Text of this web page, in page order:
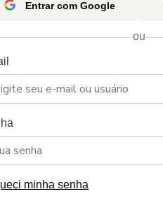
Entrar com Google
ou
minha senha